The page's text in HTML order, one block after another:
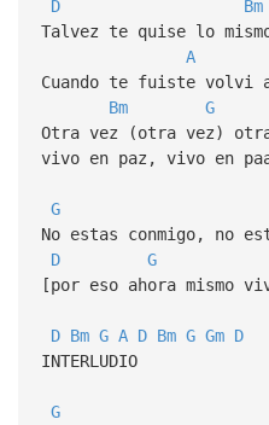
D Bm
Talvez te quise lo
A
Cuando te fuiste volvi
Bm
G
Otra vez (otra vez)
vivo en paz, vivo en
G
No estas conmigo, no
D
G
[por eso ahora mismo
D Bm G A D Bm G Gm D
INTERLUDIO
G